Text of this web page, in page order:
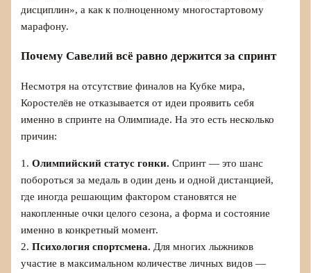
дисциплин», а как к полноценному многостартовому
марафону.
Почему Савелий всё равно держится за спринт
Несмотря на отсутствие финалов на Кубке мира,
Коростелёв не отказывается от идеи проявить себя
именно в спринте на Олимпиаде. На это есть несколько
причин:
1.Олимпийский статус гонки. Спринт — это шанс
побороться за медаль в один день и одной дистанцией,
где иногда решающим фактором становятся не
накопленные очки целого сезона, а форма и состояние
именно в конкретный момент.
2.Психология спортсмена. Для многих лыжников
участие в максимальном количестве личных видов —